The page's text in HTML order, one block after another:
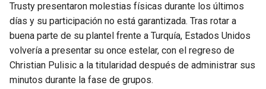
Trusty presentaron molestias físicas durante los últimos
días y su participación no está garantizada. Tras rotar a
buena parte de su plantel frente a Turquía, Estados Unidos
volvería a presentar su once estelar, con el regreso de
Christian Pulisic a la titularidad después de administrar sus
minutos durante la fase de grupos.